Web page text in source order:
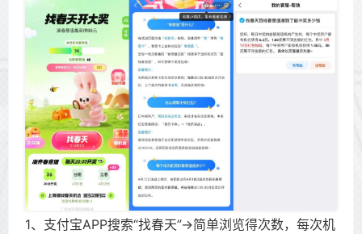
1、支付宝APP搜索“找春天”->简单浏览得次数，每次机